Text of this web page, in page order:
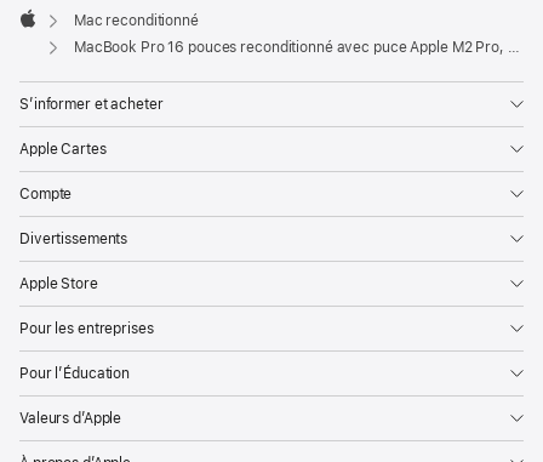
Apple
Mac reconditionné
MacBook Pro 16 pouces reconditionné avec puce Apple M2 Pro, CPU 12 cœurs et GPU 19 cœurs - Argent
S’informer et acheter
Apple Cartes
Compte
Divertissements
Apple Store
Pour les entreprises
Pour l’Éducation
Valeurs d’Apple